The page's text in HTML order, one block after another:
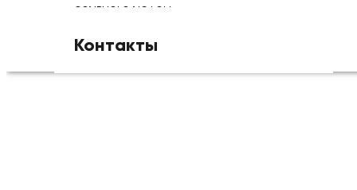
больного летом
Контакты